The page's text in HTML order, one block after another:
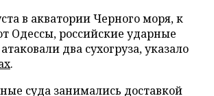
в акватории Черного моря, к
Одессы, российские ударные
два сухогруза, указало
.
суда занимались доставкой